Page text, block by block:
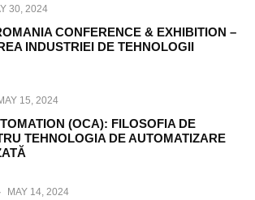
30, 2024
CONFERENCE & EXHIBITION –
INDUSTRIEI DE TEHNOLOGII
15, 2024
(OCA): FILOSOFIA DE
TEHNOLOGIA DE AUTOMATIZARE
· MAY 14, 2024